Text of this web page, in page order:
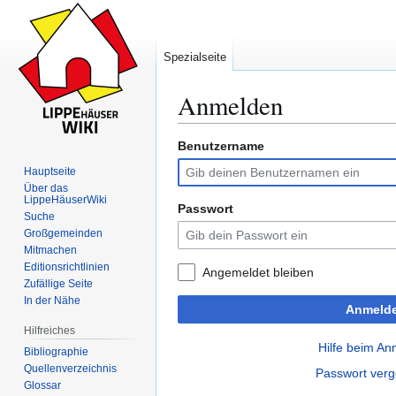
Anmelden
Zur
Navigation
springen
Zur
Suche
springen
Benutzername
Passwort
Angemeldet bleiben
Hilfe beim
Passwort
Spezialseite
Hauptseite
Über das
LippeHäuserWiki
Suche
Großgemeinden
Mitmachen
Editionsrichtlinien
Zufällige Seite
In der Nähe
Hilfreiches
Bibliographie
Quellenverzeichnis
Glossar